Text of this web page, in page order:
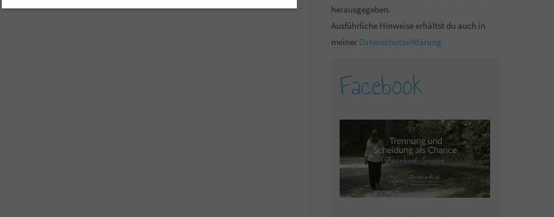
herausgegeben.
Ausführliche Hinweise erhältst du auch in
meiner Datenschutzerklärung
Facebook